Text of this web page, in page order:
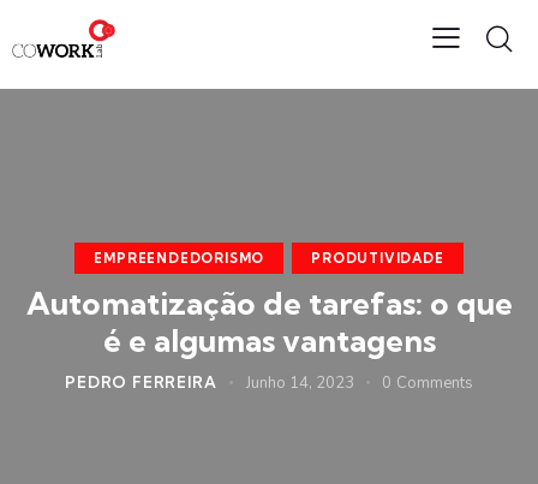
EMPREENDEDORISMO PRODUTIVIDADE
Automatização de tarefas: o que
é e algumas vantagens
PEDRO FERREIRA Junho 14, 2023 0 Comments